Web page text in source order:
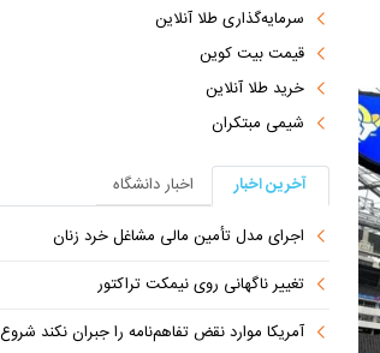
سرمایه‌گذاری طلا آنلاین
قیمت بیت کوین
خرید طلا آنلاین
شیمی مبتکران
آخرین اخبار
اخبار دانشگاه
اجرای مدل تأمین مالی مشاغل خرد زنان
تغییر ناگهانی روی نیمکت تراکتور
آمریکا موارد نقض تفاهم‌نامه را جبران نکند شروع مجدد مذاکره ممکن نیست